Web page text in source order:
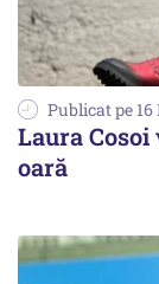
Publicat pe
Laura
oară